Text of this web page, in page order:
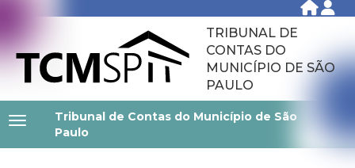
TRIBUNAL DE
CONTAS DO
MUNICÍPIO DE SÃO
PAULO
Tribunal de Contas do Município de São
Paulo